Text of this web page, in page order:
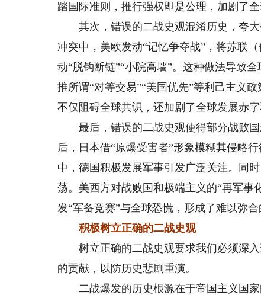
踏国际准则，推行强权即是公理，加剧了全
其次，错误的二战史观混淆历史，夸大
冲突中，美欧发动“记忆争夺战”，将苏联
动“脱钩断链”“小院高墙”。这种做法导致
推所谓“对等交易”“美国优先”等利己主义
不仅阻碍全球共识，还加剧了全球发展赤字
最后，错误的二战史观使得部分战败国
后，日本借“原爆受害者”形象模糊其侵略
中，德国积极发展军事引发广泛关注。同
荡。美西方对战败国和极端主义的“再军事
发“军备竞赛”与全球恐慌，形成了难以弥合
积极树立正确的二战史观
树立正确的二战史观要求我们必须深入
的贡献，以防历史悲剧重演。
二战爆发的历史根源在于帝国主义国家